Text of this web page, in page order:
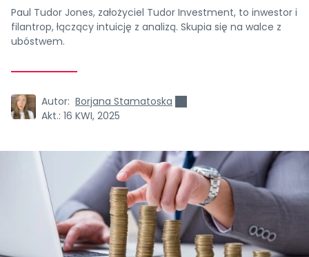
Paul Tudor Jones, założyciel Tudor Investment, to inwestor i
filantrop, łączący intuicję z analizą. Skupia się na walce z
ubóstwem.
Autor: Borjana Stamatoska
Akt.: 16 KWI, 2025